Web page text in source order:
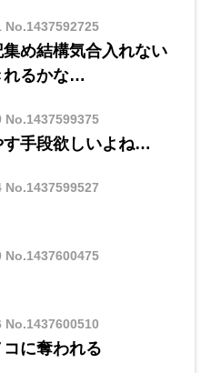
No.1437592725
め結構気合入れない
れるかな…
No.1437599375
す手段欲しいよね…
No.1437599527
No.1437600475
No.1437600510
に奪われる